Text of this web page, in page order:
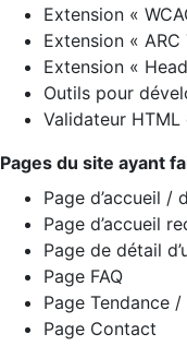
Extension «
Extension «
Extension «
Outils pour
Validateur HTML
Pages du site ayant
Page d’accueil /
Page d’accueil
Page de détail
Page FAQ
Page Tendance
Page Contact